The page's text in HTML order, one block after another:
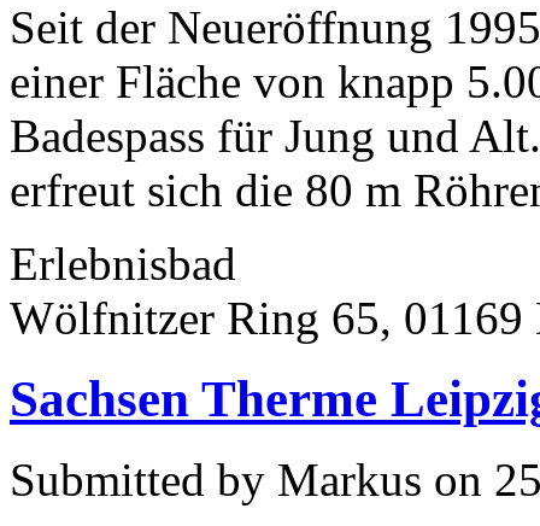
Seit der Neueröffnung
einer Fläche von knapp
Badespass für Jung und
erfreut sich die 80 m
Erlebnisbad
Wölfnitzer Ring 65, 01169
Sachsen Therme
Submitted by Markus on